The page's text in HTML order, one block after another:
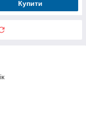
Купити